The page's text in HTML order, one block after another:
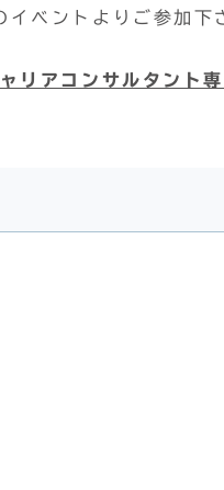
ベントよりご参加下
アコンサルタント専